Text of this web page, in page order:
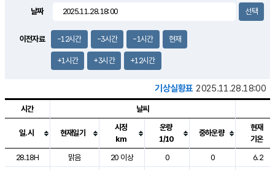
3.8m/s
날짜
이전자료 -12시간 -3시간 -1시간 현재
+1시간 +3시간 +12시간
기상실황표 2025.11.28.18:00
도시별 기상실황표로 지점, 날씨, 기온, 강수, 바람, 기압등을 안내한 표입
시간 날씨
일.시 현재일기
시정
km
운량
1/10
중하운량
현재
기온
28.18H
맑음 20 이상 0 0
6.2